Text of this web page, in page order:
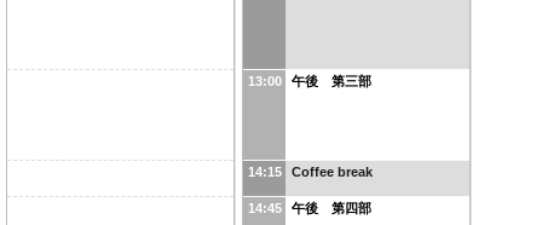
13:00 午後 第三部
14:15 Coffee break
14:45 午後 第四部